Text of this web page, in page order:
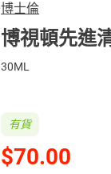
博士倫
博視頓先進
30ML
$70.00
有貨